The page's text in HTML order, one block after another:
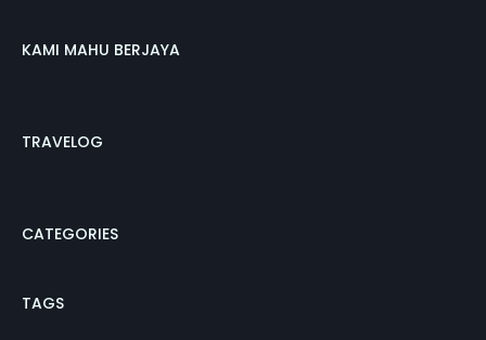
KAMI MAHU BERJAYA
TRAVELOG
CATEGORIES
TAGS